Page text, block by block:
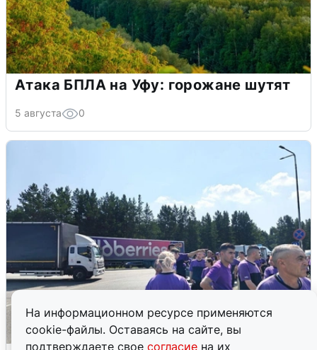
На информационном ресурсе применяются
cookie-файлы. Оставаясь на сайте, вы
подтверждаете свое согласие на их
Атака БПЛА на Уфу: горожане шутят
5 августа 0